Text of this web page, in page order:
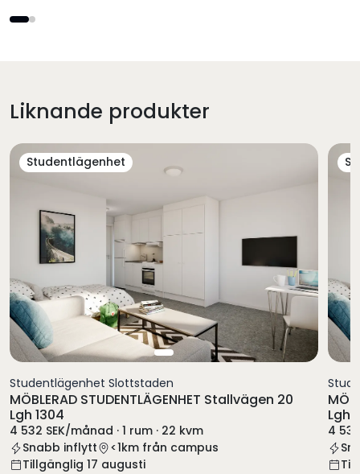
Liknande produkter
Studentlägenhet
Studentlägenhet Slottstaden
MÖBLERAD STUDENTLÄGENHET Stallvägen 20
Lgh 1304
4 532 SEK/månad · 1 rum · 22 kvm
Snabb inflytt
<1km från campus
Tillgänglig 17 augusti
Lgh
4